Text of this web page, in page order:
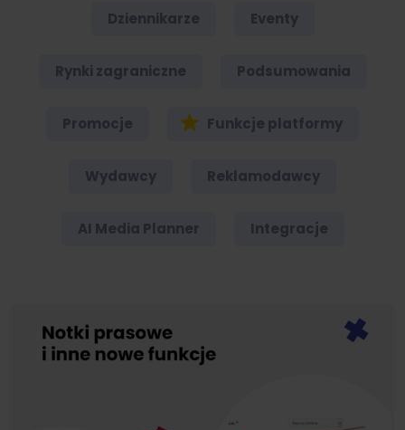
Dziennikarze Eventy
Rynki zagraniczne Podsumowania
Promocje Funkcje platformy
Wydawcy Reklamodawcy
AI Media Planner Integracje